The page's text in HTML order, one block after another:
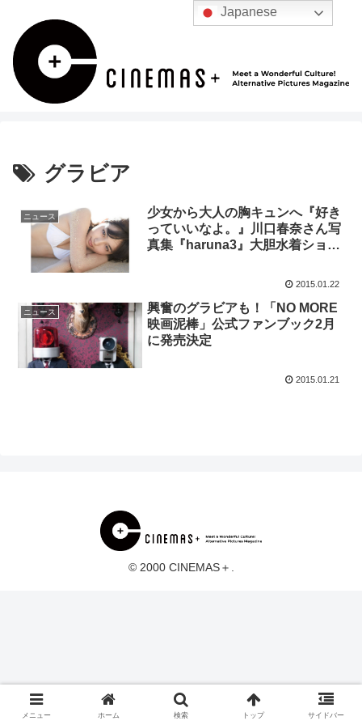
グラビア
ニュース
少女から大人の胸キュンへ『好き
っていいなよ。』川口春奈さん写
真集『haruna3』大胆水着ショッ
2015.01.22
ニュース
興奮のグラビアも！「NO MORE
映画泥棒」公式ファンブック2月
に発売決定
2015.01.21
© 2000 CINEMAS＋.
メニュー ホーム 検索 トップ サイドバー
Japanese